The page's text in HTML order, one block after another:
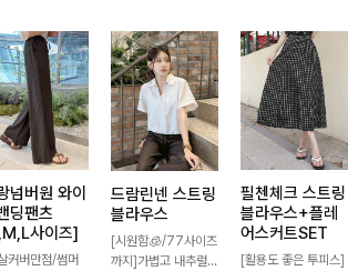
넘버원 와이
딩팬츠
사이즈]
커버만점/썸머
드람린넨 스트링
블라우스
[시원함🧊/77사이즈
까지]가볍고 내추럴한
필첸체크 스트링
블라우스+플레
어스커트SET
[활용도 좋은 투피스]